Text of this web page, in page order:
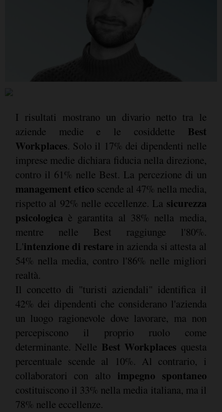
I risultati mostrano un divario netto tra le
aziende medie e le cosiddette Best
Workplaces. Solo il 17% dei dipendenti nelle
imprese medie dichiara fiducia nella direzione,
contro il 61% nelle Best. La percezione di un
management eticoscende al 47% nella media,
rispetto al 92% nelle eccellenze. La sicurezza
psicologica è garantita al 38% nella media,
mentre nelle Best raggiunge l'80%.
L'intenzione di restare in azienda si attesta al
54% nella media, contro l'86% nelle migliori
realtà.
Il concetto di "turisti aziendali" identifica il
42% dei dipendenti che considerano l'azienda
un luogo ragionevole dove lavorare, ma non
percepiscono il proprio ruolo come
determinante. Nelle Best Workplaces questa
percentuale scende al 10%. Al contrario, i
collaboratori con alto impegno spontaneo
costituiscono il 33% nella media italiana, ma il
78% nelle eccellenze.